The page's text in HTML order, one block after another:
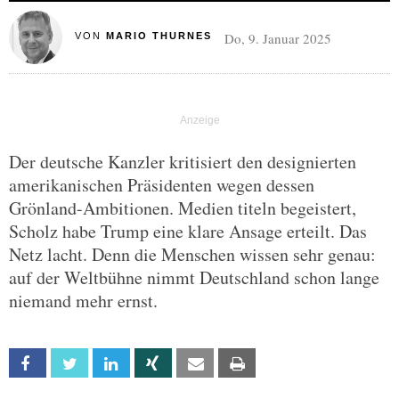
VON MARIO THURNES Do, 9. Januar 2025
Der deutsche Kanzler kritisiert den designierten
amerikanischen Präsidenten wegen dessen
Grönland-Ambitionen. Medien titeln begeistert,
Scholz habe Trump eine klare Ansage erteilt. Das
Netz lacht. Denn die Menschen wissen sehr genau:
auf der Weltbühne nimmt Deutschland schon lange
niemand mehr ernst.
Facebook Twitter Linkedin Xing Email